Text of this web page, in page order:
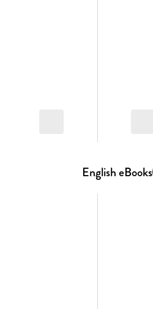
English eBooks